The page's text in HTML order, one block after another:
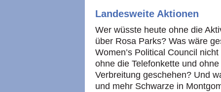
Landesweite Aktionen
Wer wüsste heute ohne die
über Rosa Parks? Was wäre
Women’s Political Council
ohne die Telefonkette und
Verbreitung geschehen? Und
und mehr Schwarze in